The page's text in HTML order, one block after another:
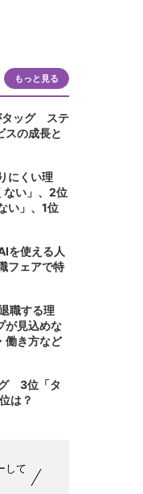
もっと見る
タッグ ステ
スの成長と
にくい理
い」、2位
い」、1位
を使える人
フェアで特
職する理
見込めな
働き方など
グ 3位「タ
は？
して